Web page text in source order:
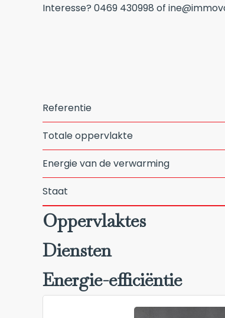
Interesse? 0469 430998 of
Referentie
Totale oppervlakte
Energie van de verwarming
Staat
Oppervlaktes
Diensten
Energie-efficiëntie